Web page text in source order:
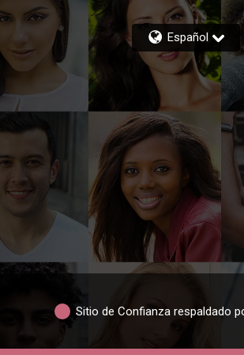
Español
Sitio de Confianza respaldado